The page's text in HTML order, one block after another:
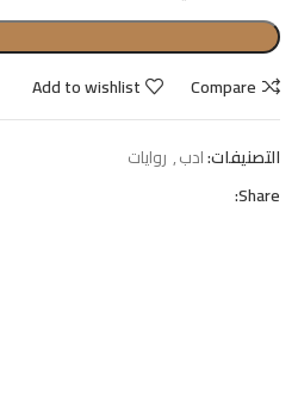
Compare
Add to wishlist
التصنيفات:ادب, روايات
Share: